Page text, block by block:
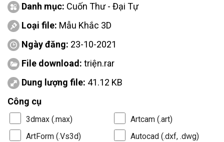
Danh mục: Cuốn Thư - Đại Tự
Loại file: Mẫu Khắc 3D
Ngày đăng: 23-10-2021
File download: triện.rar
Dung lượng file: 41.12 KB
Công cụ
3dmax (.max)
Artcam (.art)
ArtForm (.Vs3d)
Autocad (.dxf, .dwg)